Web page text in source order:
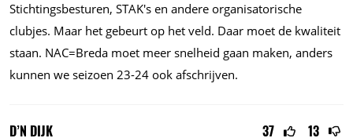
Stichtingsbesturen, STAK's en andere organisatorische
clubjes. Maar het gebeurt op het veld. Daar moet de kwaliteit
staan. NAC=Breda moet meer snelheid gaan maken, anders
kunnen we seizoen 23-24 ook afschrijven.
37 13
D’N DIJK